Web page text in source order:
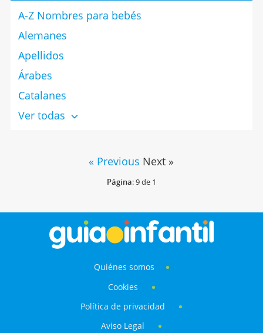
A-Z Nombres para bebés
Alemanes
Apellidos
Árabes
Catalanes
Ver todas
« Previous Next »
Página: 9 de 1
Quiénes somos
Cookies
Política de privacidad
Aviso Legal